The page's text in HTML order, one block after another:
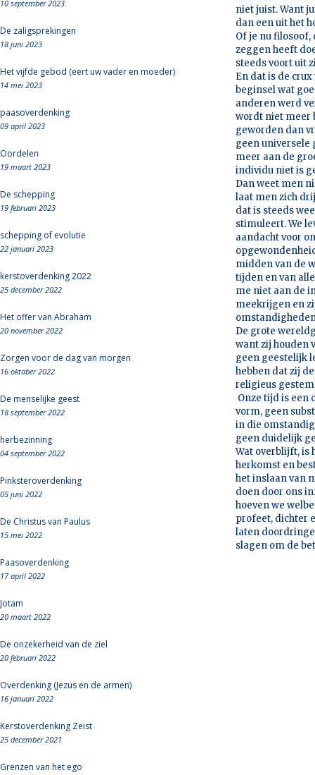
10 september 2023
De zaligsprekingen
18 juni 2023
Het vijfde gebod (eert uw vader en moeder)
14 mei 2023
paasoverdenking
09 april 2023
Oordelen
19 maart 2023
De schepping
19 februari 2023
schepping of evolutie
22 januari 2023
kerstoverdenking 2022
25 december 2022
Het offer van Abraham
20 november 2022
Zorgen voor de dag van morgen
16 oktober 2022
De menselijke geest
18 september 2022
herbezinning
04 september 2022
Pinksteroverdenking
05 juni 2022
De Christus van Paulus
15 mei 2022
Paasoverdenking
17 april 2022
Jotam
20 maart 2022
De onzekerheid van de ziel
20 februari 2022
Overdenking (Jezus en de armen)
16 januari 2022
Kerstoverdenking Zeist
25 december 2021
Grenzen van het ego
niet juist. Want
dan een uit het
Of je nu
zeggen heeft
steeds voort uit
En dat is de
beginsel wat
anderen werd
wordt niet meer
geworden dan
geen universele
meer aan de
individu niet is
Dan weet men
laat men zich
dat is steeds
stimuleert. We
aandacht voor
midden van de
tijden en van
me niet aan de
meekrijgen en
De grote
want zij houden
geen geestelijk
hebben dat zij
religieus
Onze tijd is een
vorm, geen
in die
geen duidelijk
Wat overblijft, is
herkomst en
het inslaan van
doen door ons
hoeven we
profeet, dichter
laten
slagen om de